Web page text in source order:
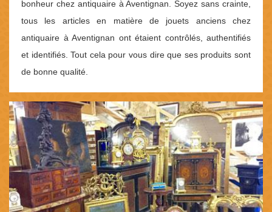
bonheur chez antiquaire à Aventignan. Soyez sans crainte,
tous les articles en matière de jouets anciens chez
antiquaire à Aventignan ont étaient contrôlés, authentifiés
et identifiés. Tout cela pour vous dire que ses produits sont
de bonne qualité.